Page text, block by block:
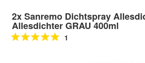
2x Sanremo Dichtspray
Allesdichter GRAU 400ml
1